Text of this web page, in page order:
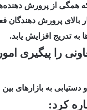
بالای پرورش دهندگان
تدریج افزایش یابد.
را پیگیری
دستیابی به
کرد: